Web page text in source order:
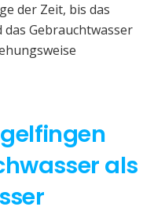
der Zeit, bis das
Gebrauchtwasser
als